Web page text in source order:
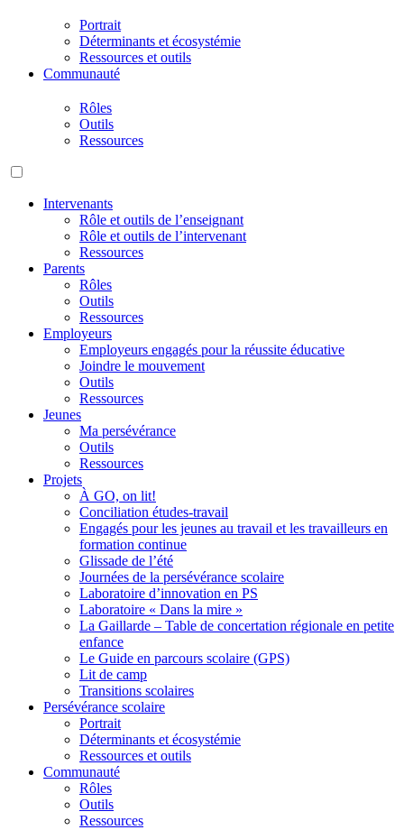
Portrait
Déterminants et écosystémie
Ressources et outils
Communauté
Rôles
Outils
Ressources
Intervenants
Rôle et outils de l’enseignant
Rôle et outils de l’intervenant
Ressources
Parents
Rôles
Outils
Ressources
Employeurs
Employeurs engagés pour la réussite éducative
Joindre le mouvement
Outils
Ressources
Jeunes
Ma persévérance
Outils
Ressources
Projets
À GO, on lit!
Conciliation études-travail
Engagés pour les jeunes au travail et les travailleurs en
formation continue
Glissade de l’été
Journées de la persévérance scolaire
Laboratoire d’innovation en PS
Laboratoire « Dans la mire »
La Gaillarde – Table de concertation régionale en petite
enfance
Le Guide en parcours scolaire (GPS)
Lit de camp
Transitions scolaires
Persévérance scolaire
Portrait
Déterminants et écosystémie
Ressources et outils
Communauté
Rôles
Outils
Ressources